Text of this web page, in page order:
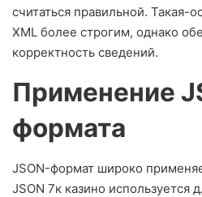
считаться правильной. Такая-
XML более строгим, однако
корректность сведений.
Применение
формата
JSON-формат широко
JSON 7к казино используется